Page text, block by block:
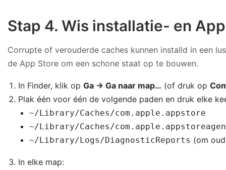
Stap 4. Wis installatie- en
Corrupte of verouderde caches kunnen installd in een
de App Store om een schone staat op te bouwen.
In Finder, klik opGa → Ga naar map… (of druk op
Plak één voor één de volgende paden en druk elke
~/Library/Caches/com.apple.appstore
~/Library/Caches/
~/Library/Logs/DiagnosticReports (om
In elke map: